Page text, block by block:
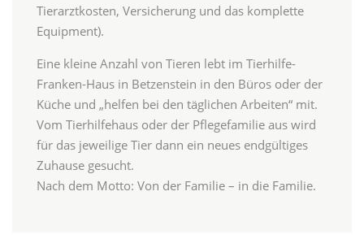
Tierarztkosten, Versicherung und das komplette
Equipment).
Eine kleine Anzahl von Tieren lebt im Tierhilfe-
Franken-Haus in Betzenstein in den Büros oder der
Küche und „helfen bei den täglichen Arbeiten“ mit.
Vom Tierhilfehaus oder der Pflegefamilie aus wird
für das jeweilige Tier dann ein neues endgültiges
Zuhause gesucht.
Nach dem Motto: Von der Familie – in die Familie.